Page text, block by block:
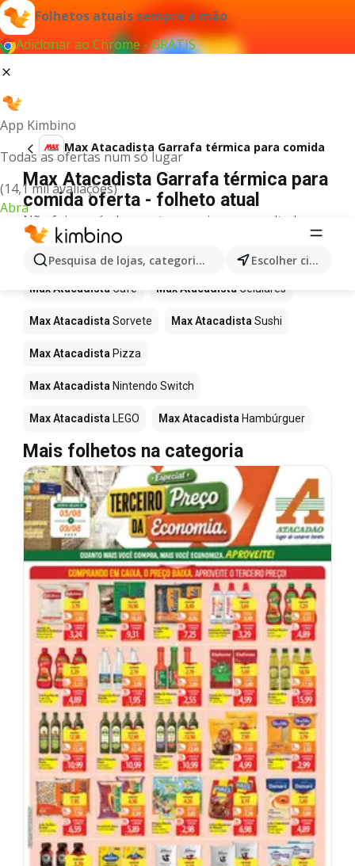
Folhetos atuais sempre à mão
Adicionar ao Chrome - GRÁTIS
App Kimbino
Todas as ofertas num só lugar
(14,1 mil avaliações)
Abra
Pesquisa de lojas, categorias,produtos... Escolher cidade
Max Atacadista Garrafa térmica para comida
Max Atacadista Garrafa térmica para
comida oferta - folheto atual
Não foi possível encontrar quaisquer resultados
para este termo.
Mais produtos em Max Atacadista
Max Atacadista Café Max Atacadista Celulares
Max Atacadista Sorvete Max Atacadista Sushi
Max Atacadista Pizza
Max Atacadista Nintendo Switch
Max Atacadista LEGO Max Atacadista Hambúrguer
Mais folhetos na categoria